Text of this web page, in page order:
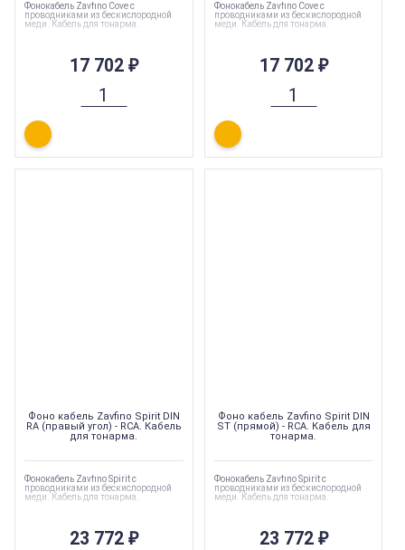
Фонокабель Zavfino Cove с
проводниками из бескислородной
меди. Кабель для тонарма.
17 702 ₽
Фонокабель Zavfino Cove с
проводниками из бескислородной
меди. Кабель для тонарма.
17 702 ₽
Фоно кабель Zavfino Spirit DIN
RA (правый угол) - RCA. Кабель
для тонарма.
Фонокабель Zavfino Spirit с
проводниками из бескислородной
меди. Кабель для тонарма.
23 772 ₽
Фоно кабель Zavfino Spirit DIN
ST (прямой) - RCA. Кабель для
тонарма.
Фонокабель Zavfino Spirit с
проводниками из бескислородной
меди. Кабель для тонарма.
23 772 ₽